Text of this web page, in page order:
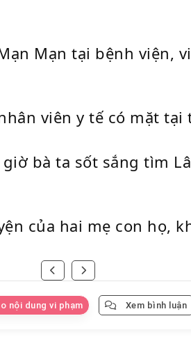
Mạn tại bệnh viện,
viên y tế có mặt tại
bà ta sốt sắng tìm
của hai mẹ con họ,
nội dung vi phạm Xem bình luận